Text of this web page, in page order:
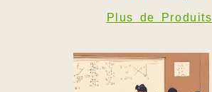
Plus de Produits